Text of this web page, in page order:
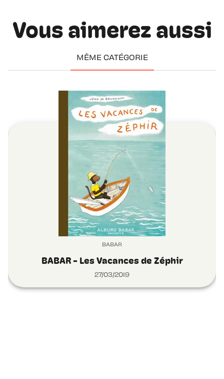
Vous aimerez aussi
MÊME CATÉGORIE
BABAR
BABAR - Les Vacances de Zéphir
27/03/2019